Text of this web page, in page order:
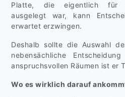
Platte, die eigentlich für
ausgelegt war, kann
erwartet erzwingen.
Deshalb sollte die Auswahl
nebensächliche
anspruchsvollen Räumen ist er
Wo es wirklich darauf